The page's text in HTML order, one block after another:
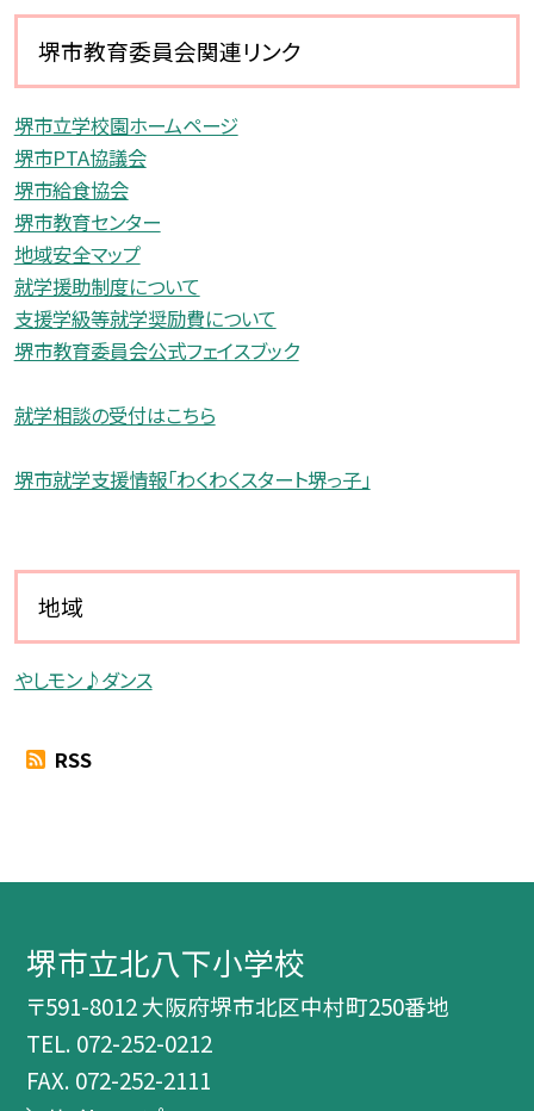
堺市教育委員会関連リンク
堺市立学校園ホームページ
堺市PTA協議会
堺市給食協会
堺市教育センター
地域安全マップ
就学援助制度について
支援学級等就学奨励費について
堺市教育委員会公式フェイスブック
就学相談の受付はこちら
堺市就学支援情報「わくわくスタート堺っ子」
地域
やしモン♪ダンス
RSS
堺市立北八下小学校
〒591-8012 大阪府堺市北区中村町250番地
TEL. 072-252-0212
FAX. 072-252-2111